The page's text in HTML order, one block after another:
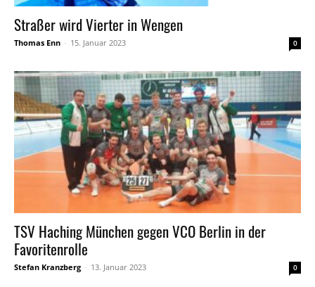
Straßer wird Vierter in Wengen
Thomas Enn - 15. Januar 2023 0
TSV Haching München gegen VCO Berlin in der
Favoritenrolle
Stefan Kranzberg - 13. Januar 2023 0